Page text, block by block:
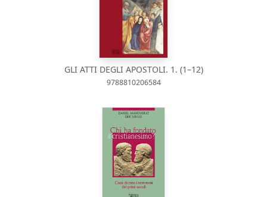
GLI ATTI DEGLI APOSTOLI. 1. (1–12)
9788810206584